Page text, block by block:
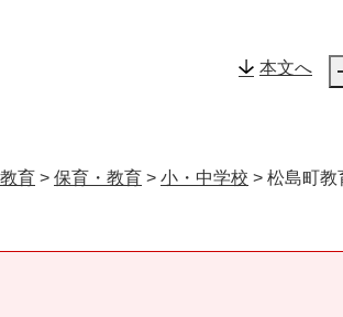
本文へ
育 > 保育・教育 > 小・中学校 > 松島町教